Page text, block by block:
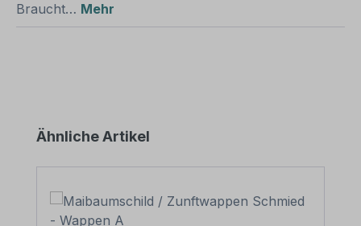
Braucht… Mehr
Produktgalerie überspringen
Ähnliche Artikel